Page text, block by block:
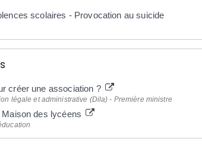
scolaires - Provocation au suicide
créer une association ?
légale et administrative (Dila) - Première ministre
des lycéens